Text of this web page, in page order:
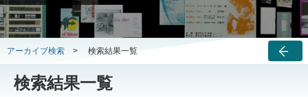
アーカイブ検索 > 検索結果一覧
検索結果一覧